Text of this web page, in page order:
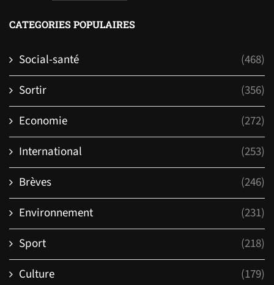
CATEGORIES POPULAIRES
Social-santé
(468)
Sortir
(356)
Economie
(272)
International
(253)
Brèves
(246)
Environnement
(231)
Sport
(218)
Culture
(179)